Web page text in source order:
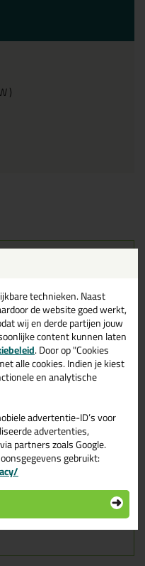
)
en de
welke gekit dienen te
gebruikt als dilatatie
en zal dus bij het afkitten
op de kit komt.
verkrijgbaar.
e.d. dient u een
technieken. Naast
de website goed werkt,
wij en derde partijen jouw
content kunnen laten
. Door op "Cookies
alle cookies. Indien je kiest
en analytische
advertentie-ID’s voor
advertenties,
partners zoals Google.
gebruikt: